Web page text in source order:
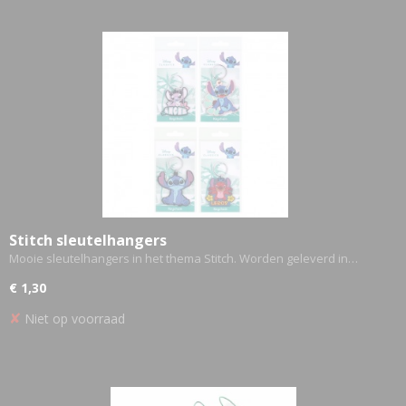
Stitch sleutelhangers
Mooie sleutelhangers in het thema Stitch. Worden geleverd in…
€ 1,30
✘ Niet op voorraad